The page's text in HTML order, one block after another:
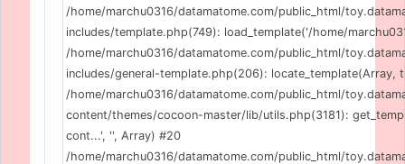
/home/marchu0316/datamatome.com/public_html/
includes/template.php(749): load_template('/home/
/home/marchu0316/datamatome.com/public_html/
includes/general-template.php(206): locate_template(Array,
/home/marchu0316/datamatome.com/public_html/
content/themes/cocoon-master/lib/utils.php(3181):
cont...', '', Array) #20
/home/marchu0316/datamatome.com/public_html/